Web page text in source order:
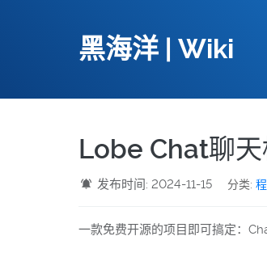
黑海洋 | Wiki
Lobe Chat聊
发布时间: 2024-11-15 分类:
一款免费开源的项目即可搞定：